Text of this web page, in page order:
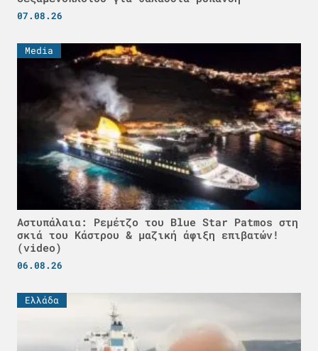
07.08.26
Media
Αστυπάλαια: Ρεμέτζο του Blue Star Patmos στη
σκιά του Κάστρου & μαζική άφιξη επιβατών!
(video)
06.08.26
Ελλάδα